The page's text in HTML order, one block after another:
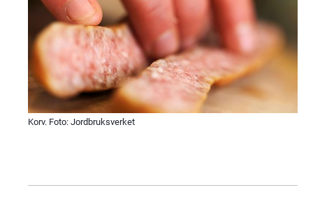
Korv. Foto: Jordbruksverket